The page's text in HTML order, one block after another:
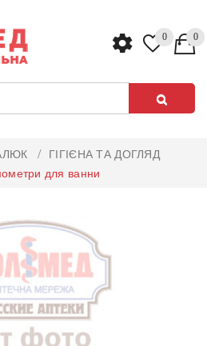
0 0
ГІГІЄНА ТА ДОГЛЯД
для ванни